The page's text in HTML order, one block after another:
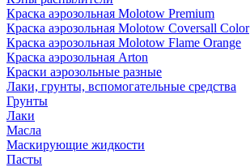
Краска аэрозольная Molotow Premium
Краска аэрозольная Molotow Coversall Color
Краска аэрозольная Molotow Flame Orange
Краска аэрозольная Arton
Краски аэрозольные разные
Лаки, грунты, вспомогательные средства
Грунты
Лаки
Масла
Маскирующие жидкости
Пасты